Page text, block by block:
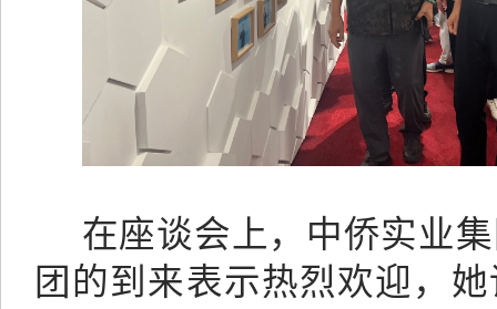
在座谈会上，中侨实业
团的到来表示热烈欢迎，